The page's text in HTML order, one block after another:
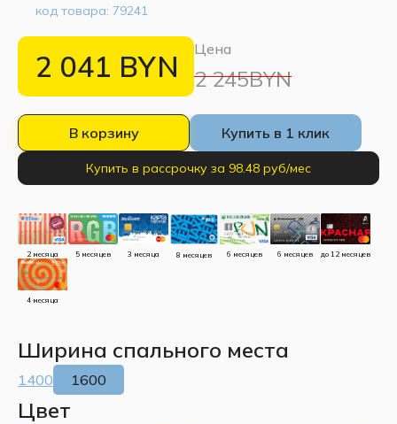
код товара: 79241
2 041 BYN Цена
2 245BYN
В корзину Купить в 1 клик
Купить в рассрочку за 98.48 руб/мес
2 месяца 5 месяцев 3 месяца 8 месяцев 6 месяцев 6 месяцев до 12 месяцев
4 месяца
Ширина спального места
1400 1600
Цвет